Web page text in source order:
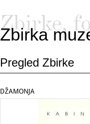
Zbirke,
Zbirka
Pregled Zbirke
DŽAMONJA